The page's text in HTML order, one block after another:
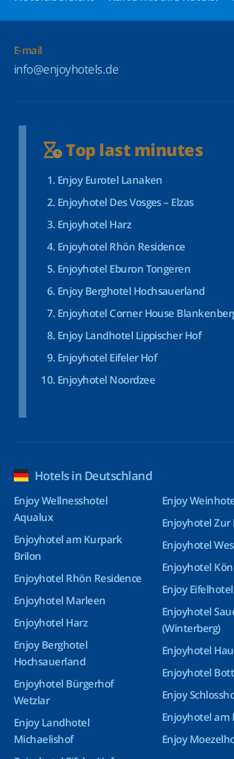
E-mail
info@enjoyhotels.de
Top last minutes
Enjoy Eurotel Lanaken
Enjoyhotel Des Vosges – Elzas
Enjoyhotel Harz
Enjoyhotel Rhön Residence
Enjoyhotel Eburon Tongeren
Enjoy Berghotel Hochsauerland
Enjoyhotel Corner House
Enjoy Landhotel Lippischer Hof
Enjoyhotel Eifeler Hof
Enjoyhotel Noordzee
Hotels in Deutschland
Enjoy Wellnesshotel
Aqualux
Enjoyhotel am Kurpark
Brilon
Enjoyhotel Rhön Residence
Enjoyhotel Marleen
Enjoyhotel Harz
Enjoy Berghotel
Hochsauerland
Enjoyhotel Bürgerhof
Wetzlar
Enjoy Landhotel
Michaelishof
Enjoy
Enjoyhotel Zur
Enjoyhotel
Enjoyhotel
Enjoy
Enjoyhotel
(Winterberg)
Enjoyhotel
Enjoyhotel
Enjoy
Enjoyhotel am
Enjoy